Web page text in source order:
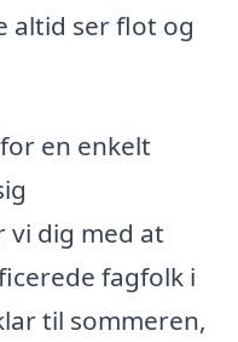
altid ser flot og
en enkelt
dig med at
fagfolk i
til sommeren,